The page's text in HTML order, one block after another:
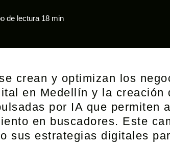
de lectura 18 min
crean y optimizan los
en Medellín y la creación
por IA que permiten
en buscadores. Este
sus estrategias digitales